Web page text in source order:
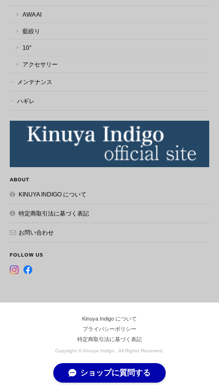
ます。 この度は素敵なご縁をありがとうございました。 また機会
がありましたら、宜しくお願い致します。
ましたら幸いです。 こちらこそ素敵なご
縁をありがとうございました。 またのご
利用を心よりお待ちしております。
注文から発送まで、迅速な対応でした！商品も革とは思えない程
がつきやすそうなので、大事に使っていきたいと思います！ ちな
みにカード入れが12ヶ所と表記してありましたが、実際には16ヶ
レビューを頂きまして誠にありがとうご
ざいます。 使えば使うほど良い味わいに
なり、この世に1つしかない長財布になっ
てきますので楽しみながらお使いくださ
いませ。 カード入れの表記のご指摘あり
す。 今後も徳島の伝統工芸品である阿波
藍を皆様にお届けできるよう頑張って参
AWA AI
藍絞り
10°
アクセサリー
メンテナンス
ハギレ
ABOUT
KINUYA INDIGO について
特定商取引法に基づく表記
お問い合わせ
FOLLOW US
Kinuya Indigo について
プライバシーポリシー
特定商取引法に基づく表記
Copyright © Kinuya Indigo . All Rights Reserved.
ショップに質問する